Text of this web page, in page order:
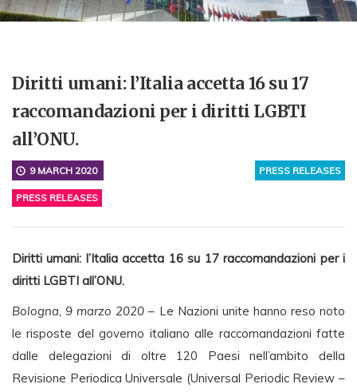
Diritti umani: l’Italia accetta 16 su 17
raccomandazioni per i diritti LGBTI
all’ONU.
PRESS RELEASES
9 MARCH 2020
PRESS RELEASES
Diritti umani: l’Italia accetta 16 su 17 raccomandazioni per i
diritti LGBTI all’ONU.
Bologna, 9 marzo 2020 – Le Nazioni unite hanno reso noto
le risposte del governo italiano alle raccomandazioni fatte
dalle delegazioni di oltre 120 Paesi nell’ambito della
Revisione Periodica Universale (Universal Periodic Review –